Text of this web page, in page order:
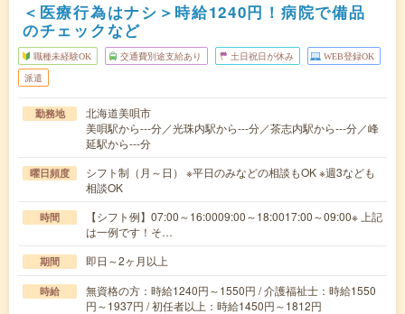
＜医療行為はナシ＞時給1240円！病院で備品
のチェックなど
職種未経験OK 交通費別途支給あり 土日祝日が休み WEB登録OK
派遣
勤務地
北海道美唄市
美唄駅から---分／光珠内駅から---分／茶志内駅から---分／峰
延駅から---分
曜日頻度
シフト制（月～日） ※平日のみなどの相談もOK ※週3なども
相談OK
時間
【シフト例】07:00～16:0009:00～18:0017:00～09:00※ 上記
は一例です！そ…
期間 即日～2ヶ月以上
時給
無資格の方：時給1240円～1550円 / 介護福祉士：時給1550
円～1937円 / 初任者以上：時給1450円～1812円